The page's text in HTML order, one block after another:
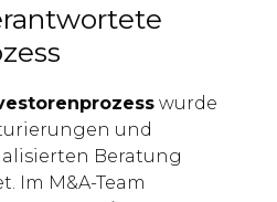
wurde
und
Beratung
Im M&A-Team